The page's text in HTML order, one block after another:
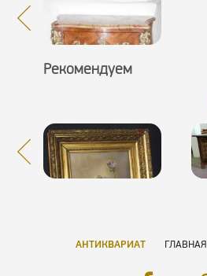
Рекомендуем
АНТИКВАРИАТ ГЛАВНАЯ